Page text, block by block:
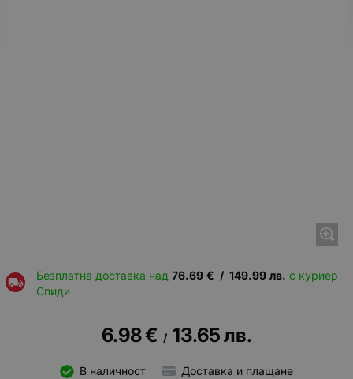
Безплатна доставка над 76.69 € / 149.99 лв. с куриер
Спиди
6.98€ / 13.65лв.
В наличност Доставка и плащане